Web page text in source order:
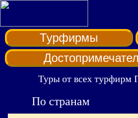
Турфирмы
Туры от всех турфирм
По странам